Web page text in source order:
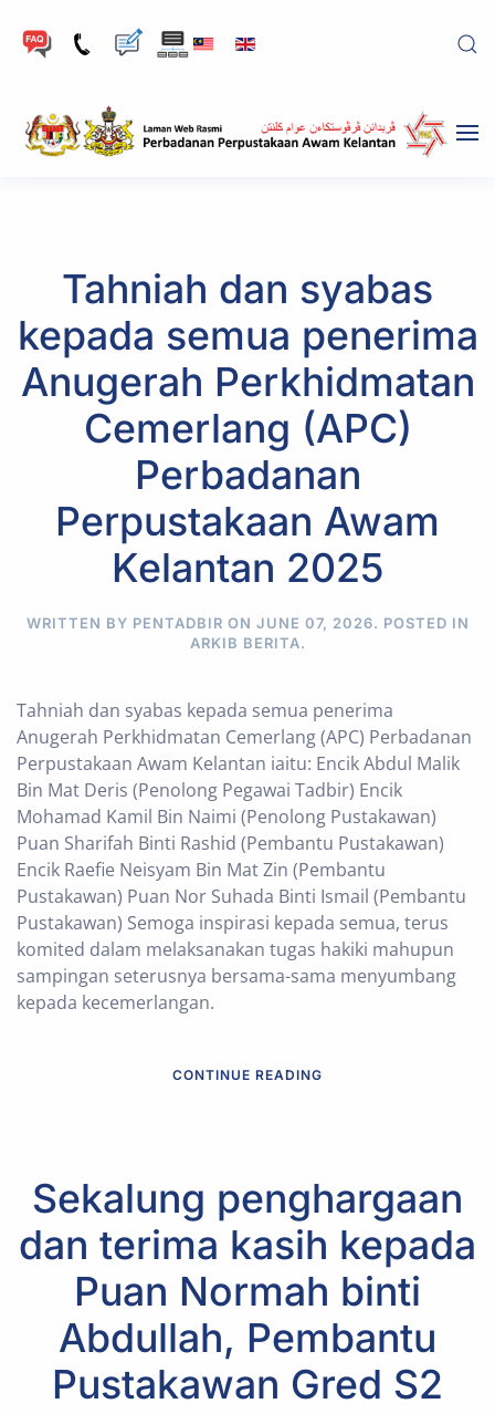
Skip to main content
Tahniah dan syabas
kepada semua penerima
Anugerah Perkhidmatan
Cemerlang (APC)
Perbadanan
Perpustakaan Awam
Kelantan 2025
WRITTEN BY PENTADBIR ON JUNE 07, 2026. POSTED IN
ARKIB BERITA.
Tahniah dan syabas kepada semua penerima
Anugerah Perkhidmatan Cemerlang (APC) Perbadanan
Perpustakaan Awam Kelantan iaitu: Encik Abdul Malik
Bin Mat Deris (Penolong Pegawai Tadbir) Encik
Mohamad Kamil Bin Naimi (Penolong Pustakawan)
Puan Sharifah Binti Rashid (Pembantu Pustakawan)
Encik Raefie Neisyam Bin Mat Zin (Pembantu
Pustakawan) Puan Nor Suhada Binti Ismail (Pembantu
Pustakawan) Semoga inspirasi kepada semua, terus
komited dalam melaksanakan tugas hakiki mahupun
sampingan seterusnya bersama-sama menyumbang
kepada kecemerlangan.
CONTINUE READING
Sekalung penghargaan
dan terima kasih kepada
Puan Normah binti
Abdullah, Pembantu
Pustakawan Gred S2